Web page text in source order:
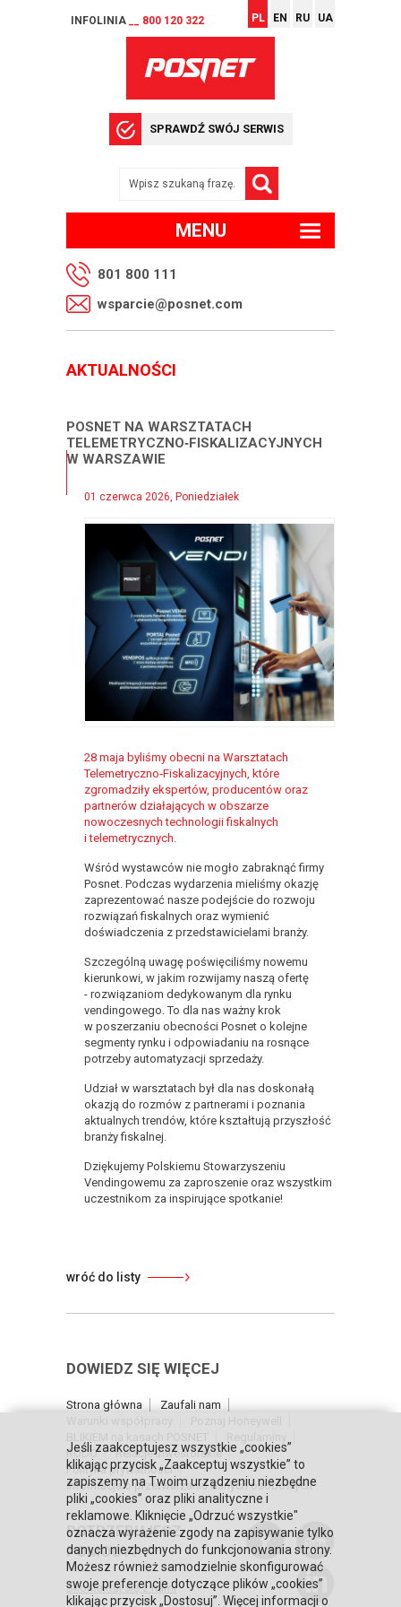
INFOLINIA __ 800 120 322 PL EN RU UA
SPRAWDŹ SWÓJ SERWIS
MENU
801 800 111
wsparcie@posnet.com
AKTUALNOŚCI
POSNET NA WARSZTATACH
TELEMETRYCZNO‑FISKALIZACYJNYCH
W WARSZAWIE
01 czerwca 2026, Poniedziałek
28 maja byliśmy obecni na Warsztatach
Telemetryczno‑Fiskalizacyjnych, które
zgromadziły ekspertów, producentów oraz
partnerów działających w obszarze
nowoczesnych technologii fiskalnych
i telemetrycznych.
Wśród wystawców nie mogło zabraknąć firmy
Posnet. Podczas wydarzenia mieliśmy okazję
zaprezentować nasze podejście do rozwoju
rozwiązań fiskalnych oraz wymienić
doświadczenia z przedstawicielami branży.
Szczególną uwagę poświęciliśmy nowemu
kierunkowi, w jakim rozwijamy naszą ofertę
- rozwiązaniom dedykowanym dla rynku
vendingowego. To dla nas ważny krok
w poszerzaniu obecności Posnet o kolejne
segmenty rynku i odpowiadaniu na rosnące
potrzeby automatyzacji sprzedaży.
Udział w warsztatach był dla nas doskonałą
okazją do rozmów z partnerami i poznania
aktualnych trendów, które kształtują przyszłość
branży fiskalnej.
Dziękujemy Polskiemu Stowarzyszeniu
Vendingowemu za zaproszenie oraz wszystkim
uczestnikom za inspirujące spotkanie!
wróć do listy
DOWIEDZ SIĘ WIĘCEJ
Strona główna
Zaufali nam
RODO
Relacje inwestorskie
Polityka prywatności
Informacja o przetwarzaniu danych osobowych
POTRZEBUJESZ
POMOCY?
Skontaktuj się z nami
Jeśli zaakceptujesz wszystkie „cookies”
klikając przycisk „Zaakceptuj wszystkie” to
zapiszemy na Twoim urządzeniu niezbędne
pliki „cookies” oraz pliki analityczne i
reklamowe. Kliknięcie „Odrzuć wszystkie"
oznacza wyrażenie zgody na zapisywanie tylko
danych niezbędnych do funkcjonowania strony.
Możesz również samodzielnie skonfigurować
swoje preferencje dotyczące plików „cookies”
klikając przycisk „Dostosuj”. Więcej informacji o